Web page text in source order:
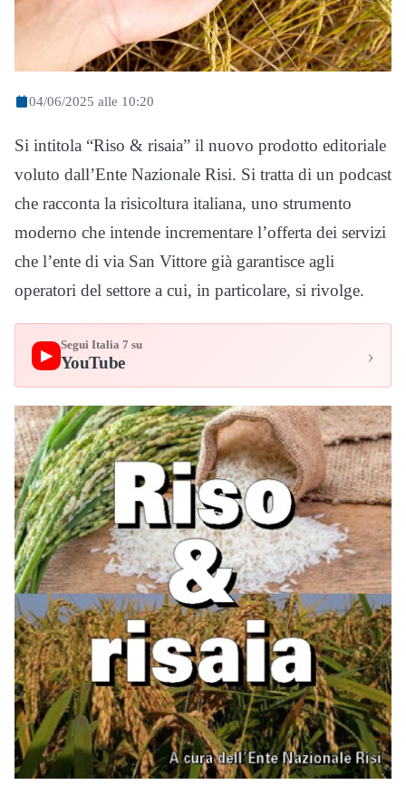
04/06/2025 alle 10:20
Si intitola “Riso & risaia” il nuovo prodotto editoriale
voluto dall’Ente Nazionale Risi. Si tratta di un podcast
che racconta la risicoltura italiana, uno strumento
moderno che intende incrementare l’offerta dei servizi
che l’ente di via San Vittore già garantisce agli
operatori del settore a cui, in particolare, si rivolge.
▶
Segui Italia 7 su
YouTube ›